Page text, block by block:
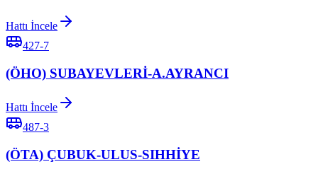
Hattı İncele
427-7
(ÖHO) SUBAYEVLERİ-A.AYRANCI
Hattı İncele
487-3
(ÖTA) ÇUBUK-ULUS-SIHHİYE